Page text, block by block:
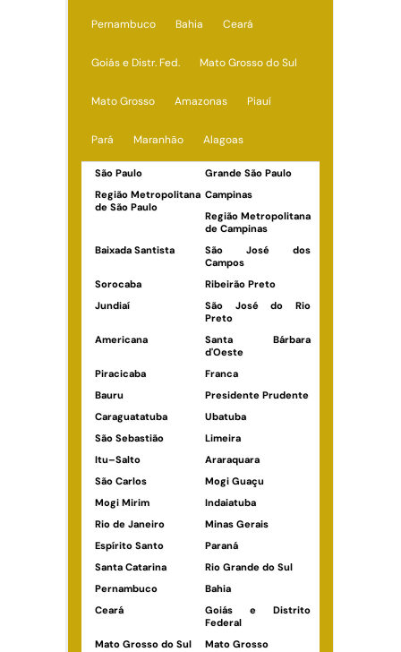
Pernambuco Bahia Ceará
Goiás e Distr. Fed. Mato Grosso do Sul
Mato Grosso Amazonas Piauí
Pará Maranhão Alagoas
São Paulo
Grande São Paulo
Região Metropolitana
de São Paulo
Campinas
Região Metropolitana
de Campinas
Baixada Santista
São José dos
Campos
Sorocaba
Ribeirão Preto
Jundiaí
São José do Rio
Preto
Americana
Santa Bárbara
d'Oeste
Piracicaba
Franca
Bauru
Presidente Prudente
Caraguatatuba
Ubatuba
São Sebastião
Limeira
Itu–Salto
Araraquara
São Carlos
Mogi Guaçu
Mogi Mirim
Indaiatuba
Rio de Janeiro
Minas Gerais
Espírito Santo
Paraná
Santa Catarina
Rio Grande do Sul
Pernambuco
Bahia
Ceará
Goiás e Distrito
Federal
Mato Grosso do Sul
Mato Grosso